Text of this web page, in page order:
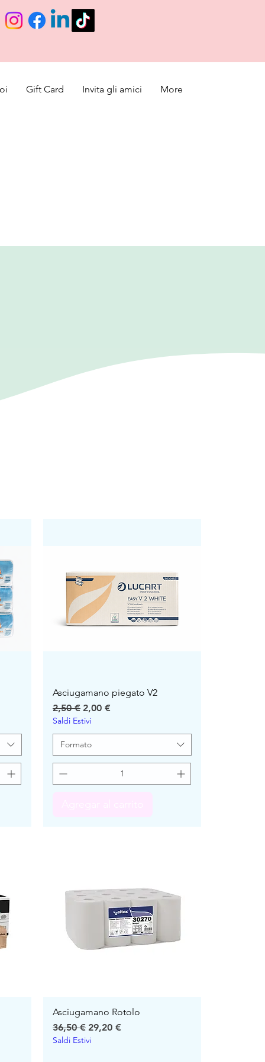
Gift Card Invita gli amici More
Asciugamano piegato V2
Precio
2,50 € Precio de oferta
2,00 €
Saldi Estivi
Formato
Asciugamano Rotolo
Precio
36,50 € Precio de oferta
29,20 €
Saldi Estivi